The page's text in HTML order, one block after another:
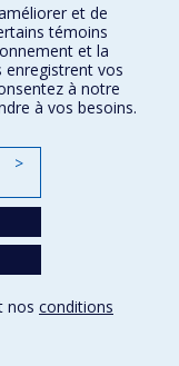
et de
témoins
et la
enregistrent vos
à notre
à vos besoins.
>
nos conditions